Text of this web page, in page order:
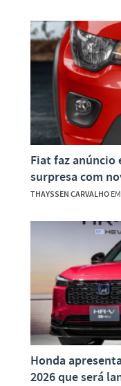
Fiat faz anúncio
surpresa com
THAYSSEN CARVALHO
Honda
2026 que será